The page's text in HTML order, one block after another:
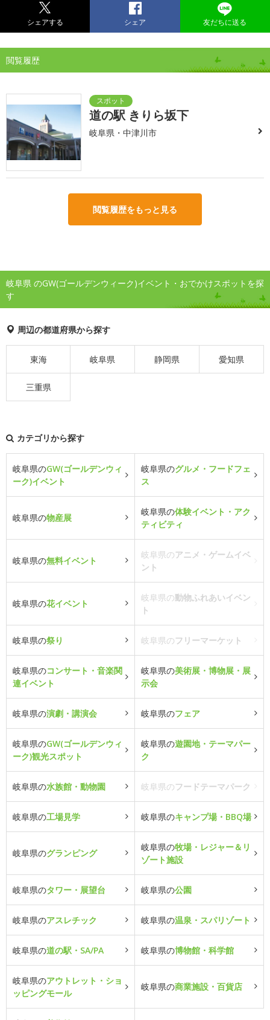
シェアする シェア 友だちに送る
閲覧履歴
道の駅 きりら坂下
岐阜県・中津川市
閲覧履歴をもっと見る
岐阜県 のGW(ゴールデンウィーク)イベント・おでかけスポットを探
す
周辺の都道府県から探す
東海 岐阜県 静岡県 愛知県
三重県
カテゴリから探す
岐阜県のGW(ゴールデンウィ
ーク)イベント
岐阜県のグルメ・フードフェ
ス
岐阜県の物産展
岐阜県の体験イベント・アク
ティビティ
岐阜県の無料イベント
岐阜県のアニメ・ゲームイベ
ント
岐阜県の花イベント
岐阜県の動物ふれあいイベン
ト
岐阜県の祭り 岐阜県のフリーマーケット
岐阜県のコンサート・音楽関
連イベント
岐阜県の美術展・博物展・展
示会
岐阜県の演劇・講演会 岐阜県のフェア
岐阜県のGW(ゴールデンウィ
ーク)観光スポット
岐阜県の遊園地・テーマパー
ク
岐阜県の水族館・動物園 岐阜県のフードテーマパーク
岐阜県の工場見学 岐阜県のキャンプ場・BBQ場
岐阜県のグランピング
岐阜県の牧場・レジャー＆リ
ゾート施設
岐阜県のタワー・展望台 岐阜県の公園
岐阜県のアスレチック 岐阜県の温泉・スパリゾート
岐阜県の道の駅・SA/PA 岐阜県の博物館・科学館
岐阜県のアウトレット・ショ
ッピングモール
岐阜県の商業施設・百貨店